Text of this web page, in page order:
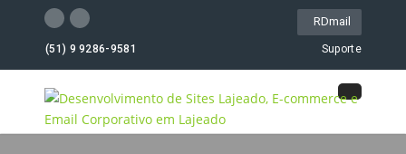
RDmail
(51) 9 9286-9581 Suporte